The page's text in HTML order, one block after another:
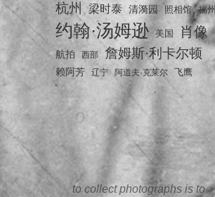
杭州 梁时泰 清漪园 照相馆 福州
约翰·汤姆逊 美国 肖像
航拍 西部 詹姆斯·利卡尔顿
赖阿芳 辽宁 阿道夫·克莱尔 飞鹰
to collect photographs is to